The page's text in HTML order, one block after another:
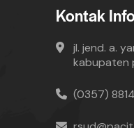
Kontak
jl. jend. a.
kabupaten
(0357)